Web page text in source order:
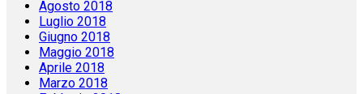
Agosto 2018
Luglio 2018
Giugno 2018
Maggio 2018
Aprile 2018
Marzo 2018